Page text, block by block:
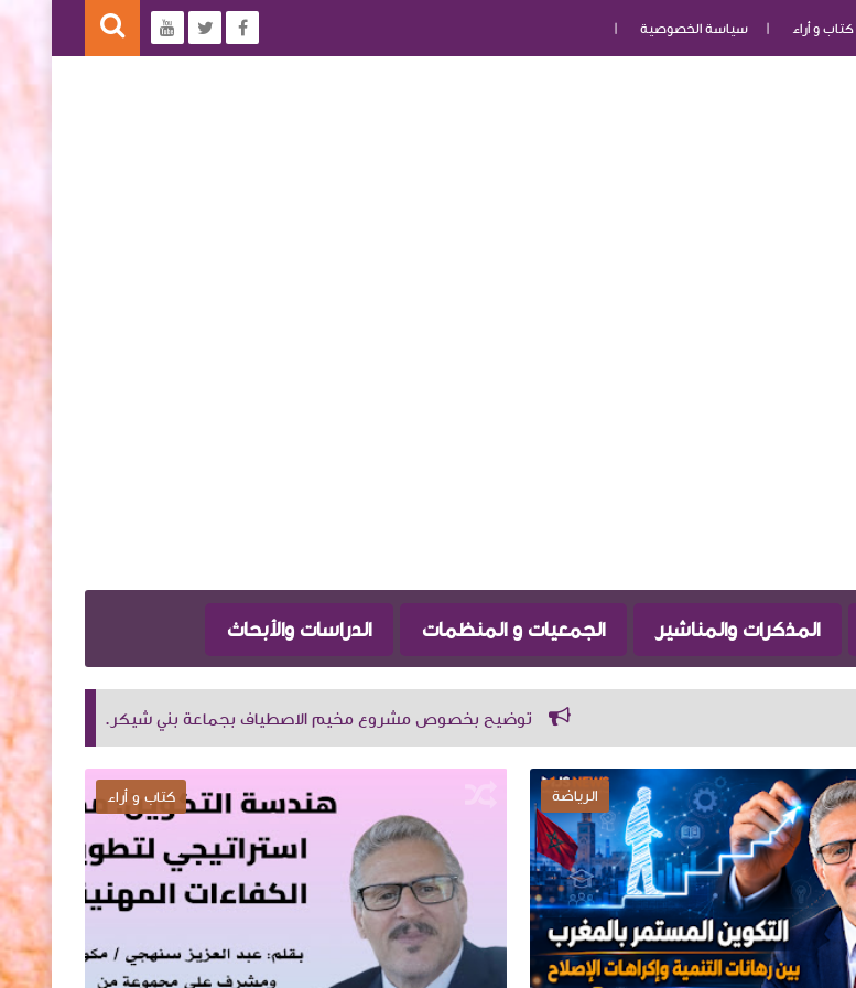
كتاب و أراء
سياسة الخصوصية
المذكرات والمناشير الجمعيات و المنظمات الدراسات والأبحاث
توضيح بخصوص مشروع مخيم الاصطياف بجماعة بني شيكر. ذ. عبد العزيز سنهجي:
كتاب و أراء الرياضة